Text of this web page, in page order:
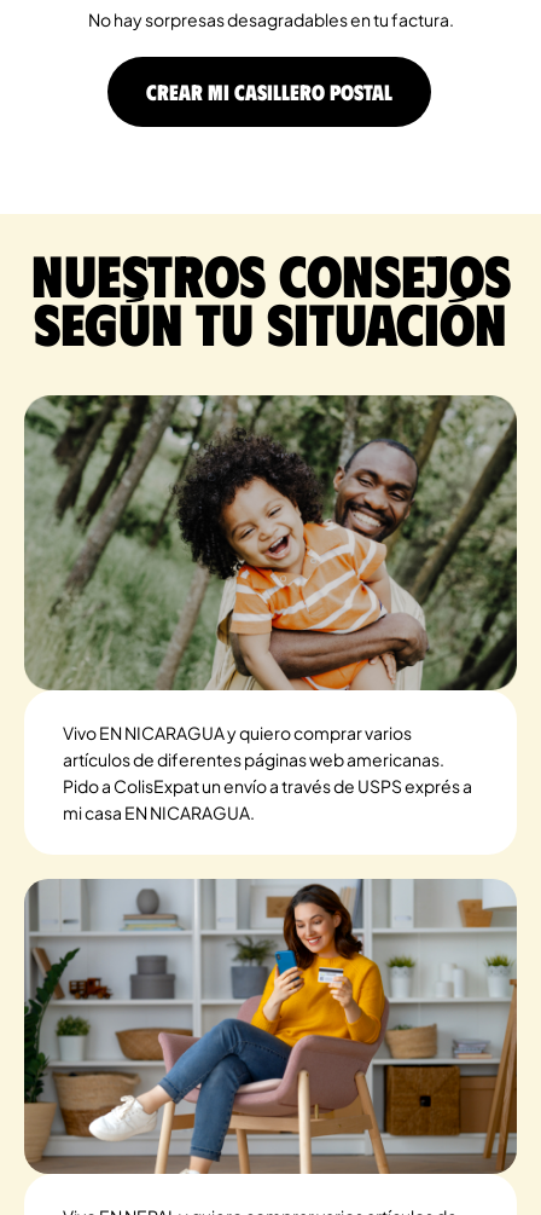
No hay sorpresas desagradables en tu factura.
CREAR MI CASILLERO POSTAL
Nuestros consejos
según tu situación
Vivo EN NICARAGUA y quiero comprar varios
artículos de diferentes páginas web americanas.
Pido a ColisExpat un envío a través de USPS exprés a
mi casa EN NICARAGUA.